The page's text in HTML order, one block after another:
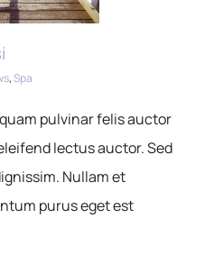
,Spa
pulvinar felis auctor
lectus auctor. Sed
Nullam et
purus eget est